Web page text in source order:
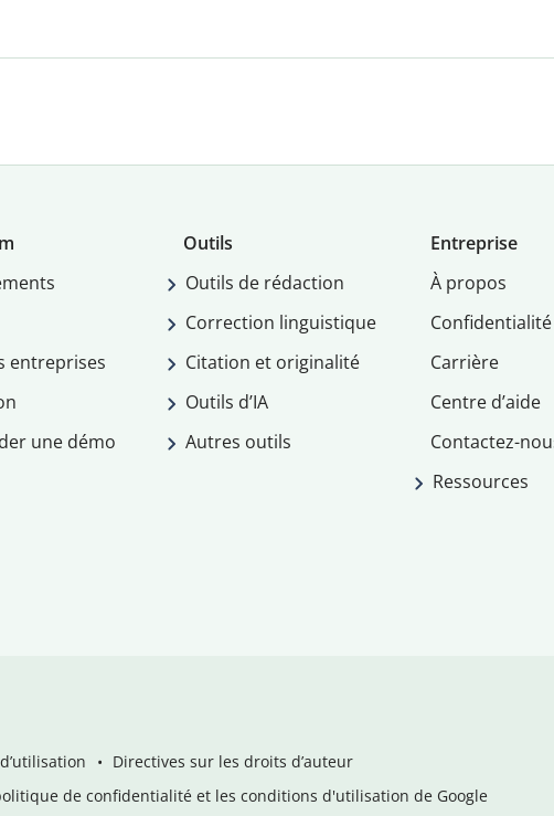
entreprises
une démo
Outils
Outils de rédaction
Correction linguistique
Citation et originalité
Outils d’IA
Autres outils
Entreprise
À propos
Confidentialité
Carrière
Centre d’aide
Contactez-
Ressources
Directives sur les droits d’auteur
de confidentialité et les conditions d'utilisation de Google